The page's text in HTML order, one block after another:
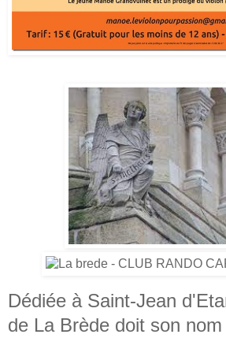
Dédiée à Saint-Jean
de La Brède doit son